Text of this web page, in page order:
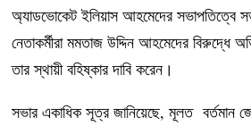
অ্যাডভোকেট ইলিয়াস আহমেদের সভাপতিত্বে
নেতাকর্মীরা মমতাজ উদ্দিন আহমেদের
তার স্থায়ী বহিষ্কার দাবি করেন।
সভার একাধিক সূত্র জানিয়েছে, মূলত বর্তমান